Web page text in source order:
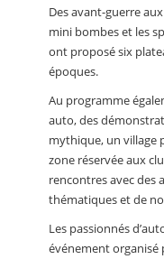
Des avant-guerre
mini bombes et les
ont proposé six
époques.
Au programme
auto, des
mythique, un village
zone réservée aux
rencontres avec des
thématiques et de
Les passionnés
événement organisé